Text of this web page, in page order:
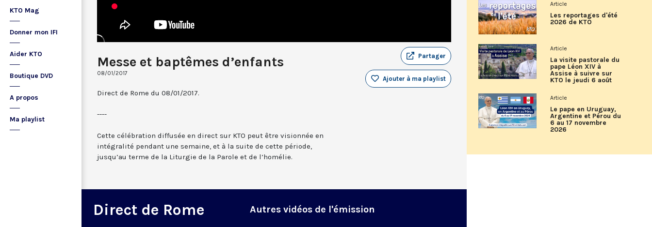
KTO Mag
Donner mon IFI
Aider KTO
Boutique DVD
A propos
Ma playlist
Messe et baptêmes d’enfants
08/01/2017
Partager
Ajouter à ma playlist
Direct de Rome du 08/01/2017.
----
Cette célébration diffusée en direct sur KTO peut être visionnée en
intégralité pendant une semaine, et à la suite de cette période,
jusqu’au terme de la Liturgie de la Parole et de l’homélie.
Direct de Rome Autres vidéos de l'émission
Article
Les reportages d'été
2026 de KTO
Article
La visite pastorale du
pape Léon XIV à
Assise à suivre sur
KTO le jeudi 6 août
Article
Le pape en Uruguay,
Argentine et Pérou du
6 au 17 novembre
2026